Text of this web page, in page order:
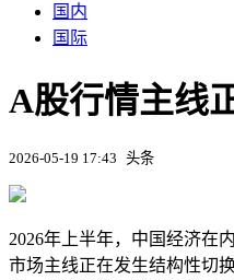
国内
国际
A股行情主线
2026-05-19 17:43 头条
2026年上半年，中国经济在
市场主线正在发生结构性切